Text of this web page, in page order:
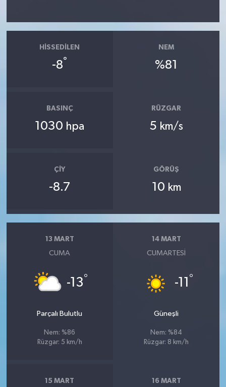
HISSEDILEN
-8°
NEM
%81
BASINÇ
1030 hpa
RÜZGAR
5 km/s
ÇIY
-8.7
GÖRÜŞ
10 km
13 MART
CUMA
-13°
Parçalı Bulutlu
Nem: %86
Rüzgar: 5 km/h
14 MART
CUMARTESI
-11 °
Güneşli
Nem: %84
Rüzgar: 8 km/h
15 MART 16 MART